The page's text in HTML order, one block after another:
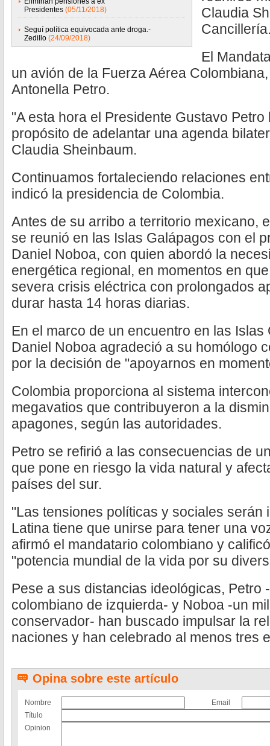
Presidentes (05/11/2018)
Seguí política equivocada ante droga.-
Zedillo (24/09/2018)
Claudia
El
un avión de la Fuerza Aérea
Antonella Petro.
"A esta hora el Presidente Gustavo
propósito de adelantar una agenda
Claudia Sheinbaum.
Continuamos fortaleciendo relaciones
indicó la presidencia de Colombia.
Antes de su arribo a territorio mexicano,
se reunió en las Islas Galápagos con el
Daniel Noboa, con quien abordó la
energética regional, en momentos en
severa crisis eléctrica con prolongados
durar hasta 14 horas diarias.
En el marco de un encuentro en las
Daniel Noboa agradeció a su homólogo
por la decisión de "apoyarnos en
Colombia proporciona al sistema
megavatios que contribuyeron a la
apagones, según las autoridades.
Petro se refirió a las consecuencias de
que pone en riesgo la vida natural y
países del sur.
"Las tensiones políticas y sociales serán
Latina tiene que unirse para tener una
afirmó el mandatario colombiano y
"potencia mundial de la vida por su
Pese a sus distancias ideológicas, Petro
colombiano de izquierda- y Noboa -un
conservador- han buscado impulsar la
naciones y han celebrado al menos tres
Opina sobre este artículo
Nombre
Email
Título
Opinion